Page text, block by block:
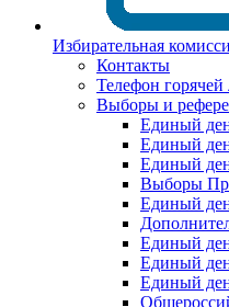
Избирательная
Контакты
Телефон
Выборы и
Единый
Единый
Единый
Выборы
Единый
Единый
Единый
Единый